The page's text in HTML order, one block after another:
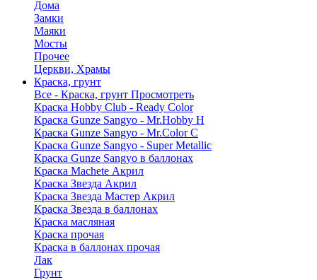
Дома
Замки
Маяки
Мосты
Прочее
Церкви, Храмы
Краска, грунт
Все - Краска, грунт Просмотреть
Краска Hobby Club - Ready Color
Краска Gunze Sangyo - Mr.Hobby H
Краска Gunze Sangyo - Mr.Color C
Краска Gunze Sangyo - Super Metallic
Краска Gunze Sangyo в баллонах
Краска Machete Акрил
Краска Звезда Акрил
Краска Звезда Мастер Акрил
Краска Звезда в баллонах
Краска масляная
Краска прочая
Краска в баллонах прочая
Лак
Грунт